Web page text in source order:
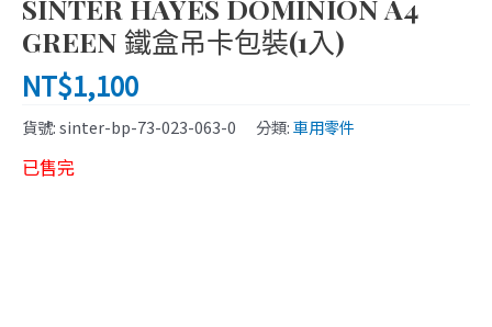
SINTER HAYES DOMINION A4
GREEN 鐵盒吊卡包裝(1入)
NT$1,100
貨號:sinter-bp-73-023-063-0 分類:車用零件
已售完